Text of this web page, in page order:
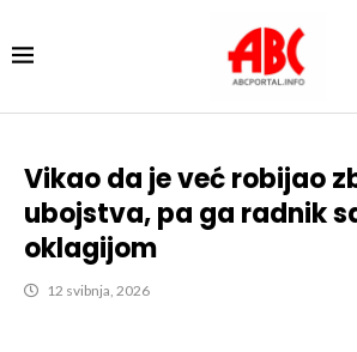
Vikao da je već robijao
ubojstva, pa ga radnik
oklagijom
12 svibnja, 2026